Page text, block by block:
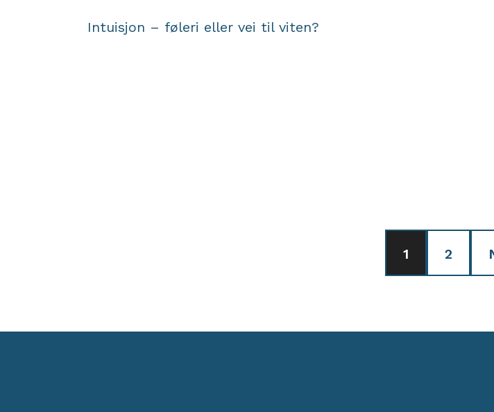
Intuisjon – føleri eller vei til viten?
1 2